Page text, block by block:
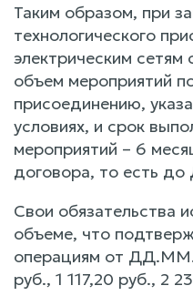
Таким образом, при
технологического
электрическим
объем мероприятий
присоединению,
условиях, и срок
мероприятий – 6
договора, то есть
Свои обязательства
объеме, что
операциям от
руб., 1 117,20 руб., 2